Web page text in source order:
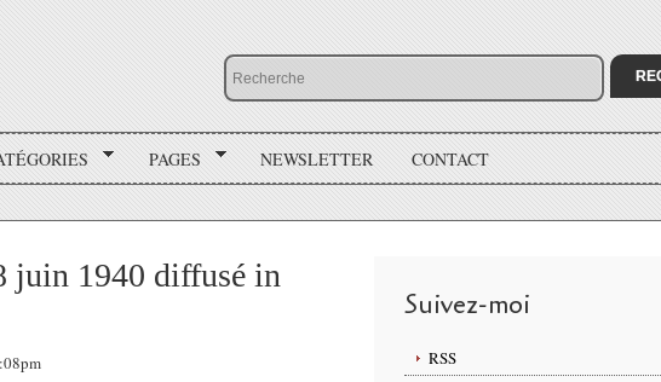
PAGES NEWSLETTER CONTACT
juin 1940 diffusé in
Suivez-moi
RSS